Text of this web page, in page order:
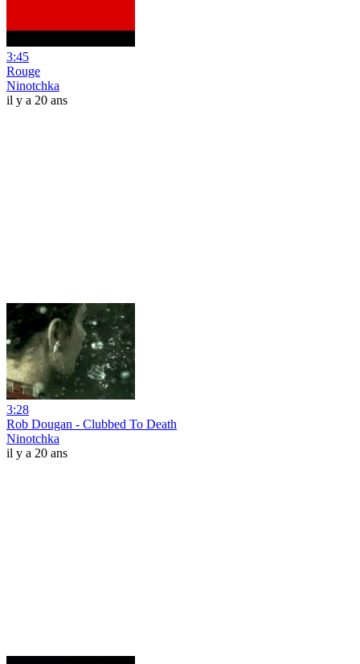
3:45
Rouge
Ninotchka
il y a 20 ans
3:28
Rob Dougan - Clubbed To Death
Ninotchka
il y a 20 ans